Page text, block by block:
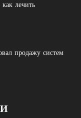
лечить
продажу систем